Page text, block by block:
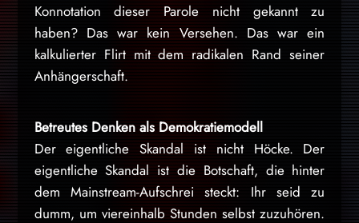
Konnotation dieser Parole nicht gekannt zu
haben? Das war kein Versehen. Das war ein
kalkulierter Flirt mit dem radikalen Rand seiner
Anhängerschaft.
Betreutes Denken als Demokratiemodell
Der eigentliche Skandal ist nicht Höcke. Der
eigentliche Skandal ist die Botschaft, die hinter
dem Mainstream-Aufschrei steckt: Ihr seid zu
dumm, um viereinhalb Stunden selbst zuzuhören.